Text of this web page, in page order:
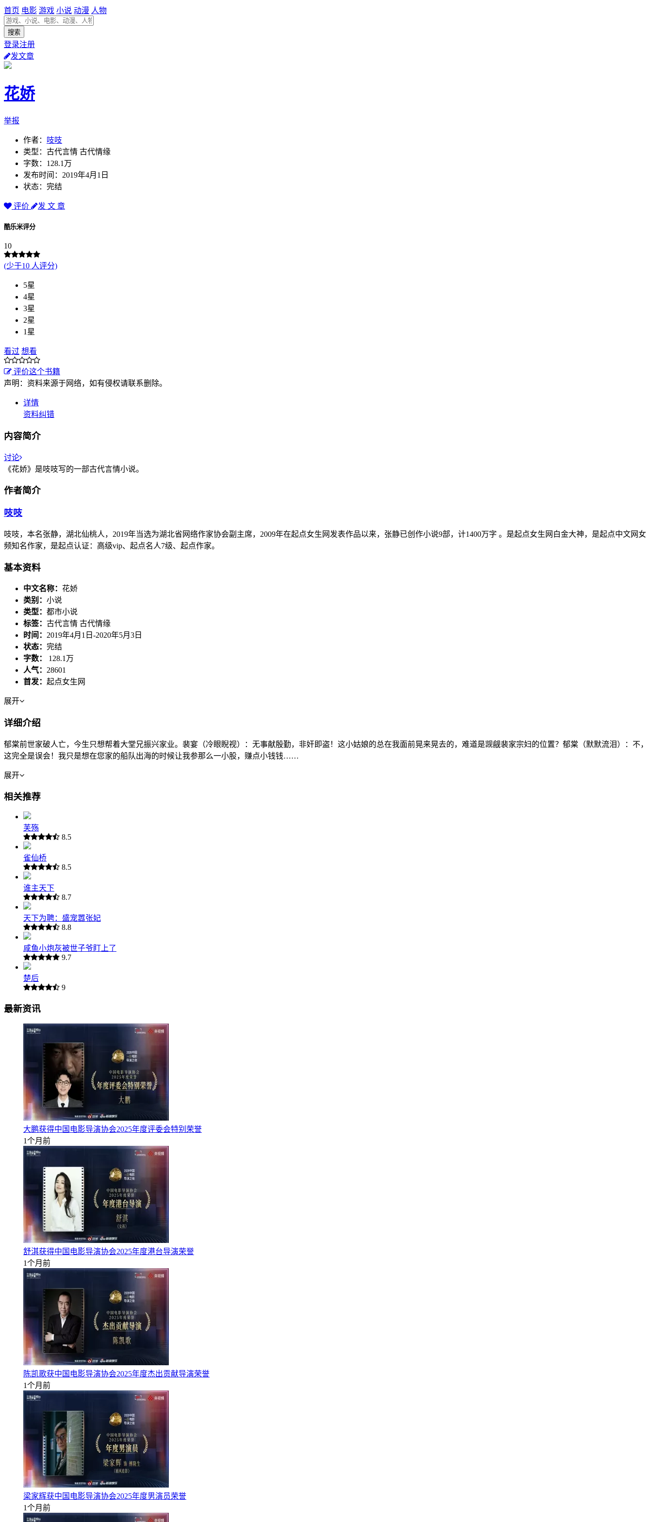
首页 电影 游戏 小说 动漫 人物
登录注册
发文章
花娇
举报
作者：
吱吱
类型：古代言情 古代情缘
字数：128.1万
发布时间：2019年4月1日
状态：完结
评价 发 文 章
酷乐米评分
10
(少于10 人评分)
5星
4星
3星
2星
1星
看过 想看
评价这个书籍
声明：资料来源于网络，如有侵权请联系删除。
详情
资料纠错
内容简介
讨论
《花娇》是吱吱写的一部古代言情小说。
作者简介
吱吱
吱吱，本名张静，湖北仙桃人，2019年当选为湖北省网络作家协会副主席，2009年在起点女生网发表作品以来，张静已创作小说9部，计1400万字 。是起点女生网白金大神，是起点中文网女
频知名作家，是起点认证：高级vip、起点名人7级、起点作家。
基本资料
中文名称： 花娇
类别： 小说
类型： 都市小说
标签： 古代言情 古代情缘
时间： 2019年4月1日-2020年5月3日
状态： 完结
字数： 128.1万
人气： 28601
首发： 起点女生网
展开
详细介绍
郁棠前世家破人亡，今生只想帮着大堂兄振兴家业。裴宴（冷眼睨视）：无事献殷勤，非奸即盗！这小姑娘的总在我面前晃来晃去的，难道是觊觎裴家宗妇的位置？郁棠（默默流泪）：不，
这完全是误会！我只是想在您家的船队出海的时候让我参那么一小股，赚点小钱钱……
展开
相关推荐
芙殇
8.5
雀仙桥
8.5
谁主天下
8.7
天下为聘：盛宠嚣张妃
8.8
咸鱼小炮灰被世子爷盯上了
9.7
楚后
9
最新资讯
大鹏获得中国电影导演协会2025年度评委会特别荣誉
1个月前
舒淇获得中国电影导演协会2025年度港台导演荣誉
1个月前
陈凯歌获中国电影导演协会2025年度杰出贡献导演荣誉
1个月前
梁家辉获中国电影导演协会2025年度男演员荣誉
1个月前